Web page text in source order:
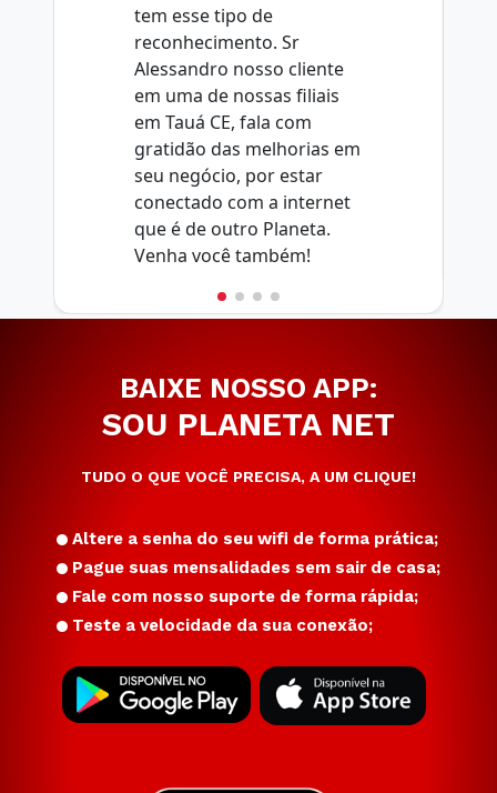
tem esse tipo de
reconhecimento. Sr
Alessandro nosso cliente
em uma de nossas filiais
em Tauá CE, fala com
gratidão das melhorias em
seu negócio, por estar
conectado com a internet
que é de outro Planeta.
Venha você também!
BAIXE NOSSO APP:
SOU PLANETA NET
TUDO O QUE VOCÊ PRECISA, A UM CLIQUE!
Altere a senha do seu wifi de forma prática;
Pague suas mensalidades sem sair de casa;
Fale com nosso suporte de forma rápida;
Teste a velocidade da sua conexão;